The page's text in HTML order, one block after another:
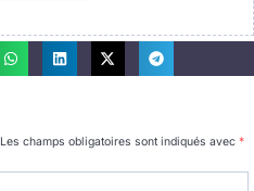
Les champs obligatoires sont indiqués avec *